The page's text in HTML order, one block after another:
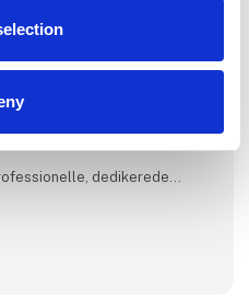
kultur- og musikhistorie,
bygning Børnely på
12. GALLERI V58 bevarede
til dets tidligere residens.
til Aarhus Ø, og har nu til
dedikerede